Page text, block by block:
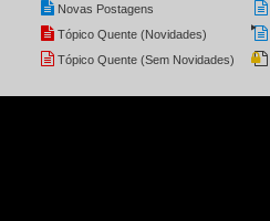
Novas Postagens
Tópico Quente (Novidades)
Tópico Quente (Sem Novidades)